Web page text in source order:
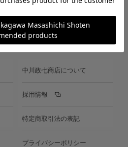
中川政七商店について
採用情報
特定商取引法の表記
プライバシーポリシー